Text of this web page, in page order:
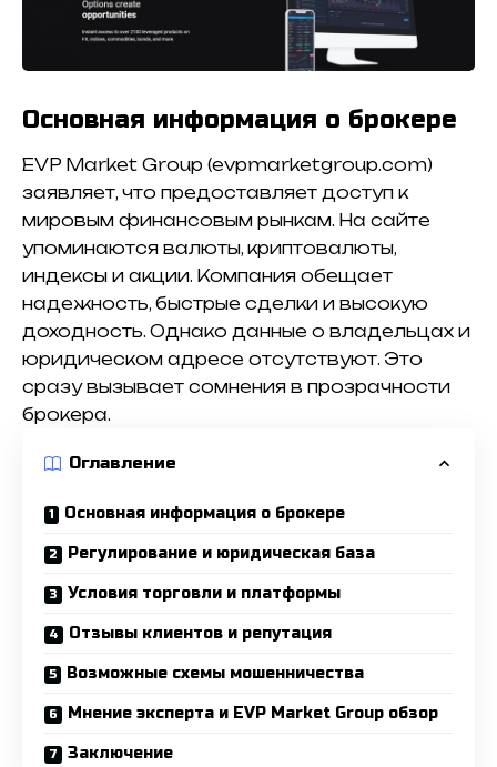
Основная информация о брокере
EVP Market Group (evpmarketgroup.com)
заявляет, что предоставляет доступ к
мировым финансовым рынкам. На сайте
упоминаются валюты, криптовалюты,
индексы и акции. Компания обещает
надежность, быстрые сделки и высокую
доходность. Однако данные о владельцах и
юридическом адресе отсутствуют. Это
сразу вызывает сомнения в прозрачности
брокера.
Оглавление
Основная информация о брокере
Регулирование и юридическая база
Условия торговли и платформы
Отзывы клиентов и репутация
Возможные схемы мошенничества
Мнение эксперта и EVP Market Group обзор
Заключение